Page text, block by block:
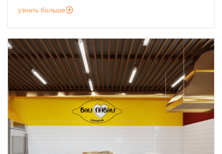
узнать больше